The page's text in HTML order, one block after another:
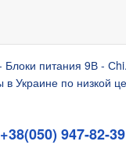
+38(050) 947-82-39